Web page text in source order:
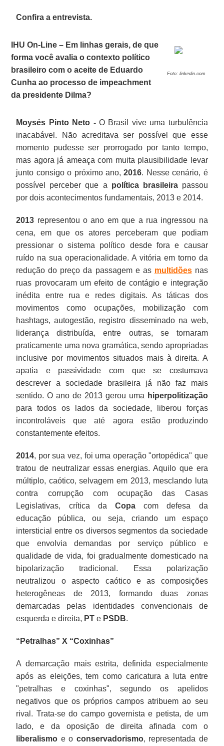
Confira a entrevista.
Foto: linkedin.com
IHU On-Line – Em linhas gerais, de que
forma você avalia o contexto político
brasileiro com o aceite de Eduardo
Cunha ao processo de impeachment
da presidente Dilma?
Moysés Pinto Neto -O Brasil vive uma turbulência
inacabável. Não acreditava ser possível que esse
momento pudesse ser prorrogado por tanto tempo,
mas agora já ameaça com muita plausibilidade levar
junto consigo o próximo ano, 2016. Nesse cenário, é
possível perceber que a política brasileirapassou
por dois acontecimentos fundamentais, 2013 e 2014.
2013 representou o ano em que a rua ingressou na
cena, em que os atores perceberam que podiam
pressionar o sistema político desde fora e causar
ruído na sua operacionalidade. A vitória em torno da
redução do preço da passagem e as multidõesnas
ruas provocaram um efeito de contágio e integração
inédita entre rua e redes digitais. As táticas dos
movimentos como ocupações, mobilização com
hashtags, autogestão, registro disseminado na web,
liderança distribuída, entre outras, se tornaram
praticamente uma nova gramática, sendo apropriadas
inclusive por movimentos situados mais à direita. A
apatia e passividade com que se costumava
descrever a sociedade brasileira já não faz mais
sentido. O ano de 2013 gerou uma hiperpolitização
para todos os lados da sociedade, liberou forças
incontroláveis que até agora estão produzindo
constantemente efeitos.
2014, por sua vez, foi uma operação "ortopédica" que
tratou de neutralizar essas energias. Aquilo que era
múltiplo, caótico, selvagem em 2013, mesclando luta
contra corrupção com ocupação das Casas
Legislativas, crítica da Copa com defesa da
educação pública, ou seja, criando um espaço
intersticial entre os diversos segmentos da sociedade
que envolvia demandas por serviço público e
qualidade de vida, foi gradualmente domesticado na
bipolarização tradicional. Essa polarização
neutralizou o aspecto caótico e as composições
heterogêneas de 2013, formando duas zonas
demarcadas pelas identidades convencionais de
esquerda e direita, PT e PSDB.
“Petralhas” X “Coxinhas”
A demarcação mais estrita, definida especialmente
após as eleições, tem como caricatura a luta entre
"petralhas e coxinhas", segundo os apelidos
negativos que os próprios campos atribuem ao seu
rival. Trata-se do campo governista e petista, de um
lado, e da oposição de direita afinada com o
liberalismo e o conservadorismo, representada de